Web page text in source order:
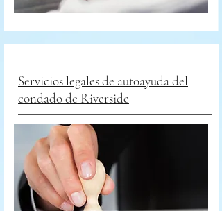
Servicios legales de autoayuda del
condado de Riverside